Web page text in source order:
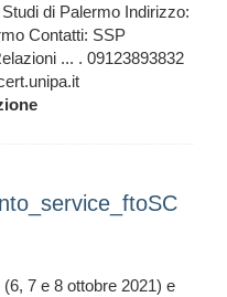
di Palermo Indirizzo:
Contatti: SSP
... . 09123893832
7 e 8 ottobre 2021) e